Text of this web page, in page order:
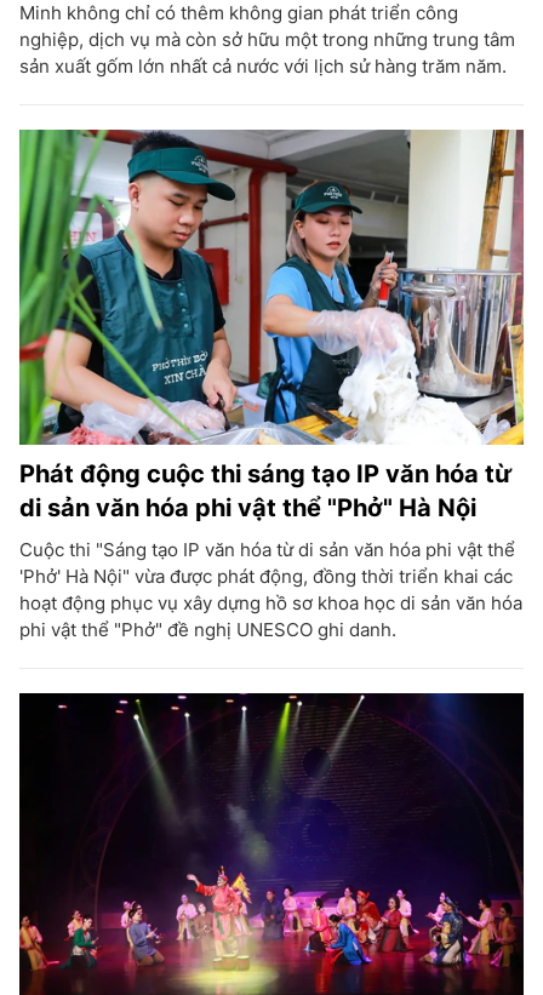
Minh không chỉ có thêm không gian phát triển công
nghiệp, dịch vụ mà còn sở hữu một trong những trung tâm
sản xuất gốm lớn nhất cả nước với lịch sử hàng trăm năm.
Phát động cuộc thi sáng tạo IP văn hóa từ
di sản văn hóa phi vật thể "Phở" Hà Nội
Cuộc thi "Sáng tạo IP văn hóa từ di sản văn hóa phi vật thể
'Phở' Hà Nội" vừa được phát động, đồng thời triển khai các
hoạt động phục vụ xây dựng hồ sơ khoa học di sản văn hóa
phi vật thể "Phở" đề nghị UNESCO ghi danh.